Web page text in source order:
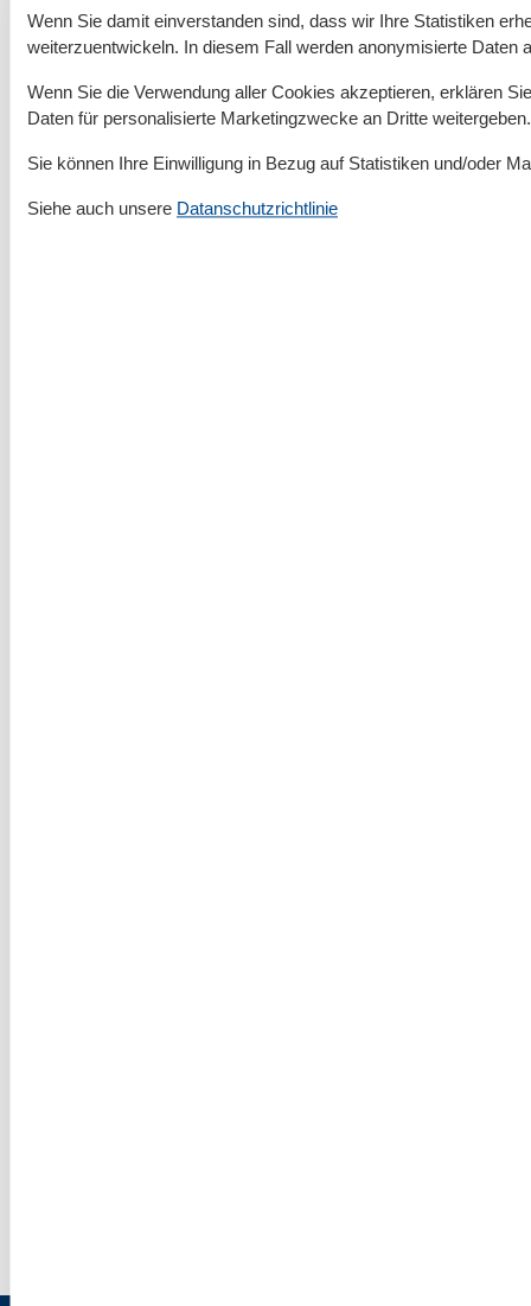
🐠 Sichern Sie sich 20% Rabatt auf den regulären
Eintrittspreis (Werbung)
mit Rabattkaufen!
faszinierendes Aquarium an der deutschen
Ostseeküste – ideal für einen Familienausflug
Wenn Sie damit einverstanden sind, dass wir Ihre Statistiken
weiterzuentwickeln. In diesem Fall werden anonymisierte Daten
Wenn Sie die Verwendung aller Cookies akzeptieren, erklären
Daten für personalisierte Marketingzwecke an Dritte weitergeben.
Sie können Ihre Einwilligung in Bezug auf Statistiken und/oder
Siehe auch unsere Datanschutzrichtlinie